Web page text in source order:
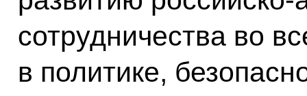
сотрудничества во
в политике,